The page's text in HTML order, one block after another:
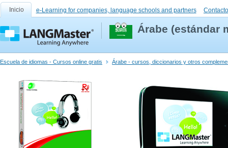
Inicio e-Learning for companies, language schools and partners Contacto
Árabe (estándar
Escuela de idiomas - Cursos online gratis Árabe - cursos, diccionarios y otros